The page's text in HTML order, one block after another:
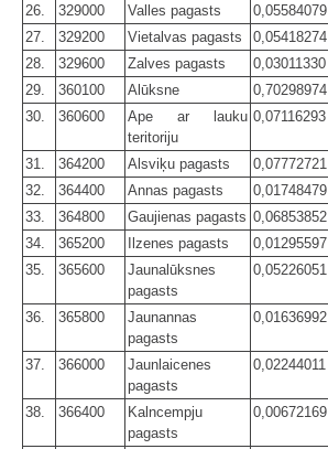
26. 329000 Valles pagasts
0,05584079
27.
329200 Vietalvas pagasts
0,05418274
28.
329600 Zalves pagasts
0,03011330
29.
360100 Alūksne
0,70298974
30.
360600
Ape ar lauku
teritoriju
0,07116293
31. 364200 Alsviķu pagasts
0,07772721
32.
364400 Annas pagasts
0,01748479
33.
364800 Gaujienas pagasts 0,06853852
34.
365200 Ilzenes pagasts
0,01295597
35.
365600
Jaunalūksnes
pagasts
0,05226051
36. 365800
Jaunannas
pagasts
0,01636992
37. 366000
Jaunlaicenes
pagasts
0,02244011
38. 366400
Kalncempju
pagasts
0,00672169